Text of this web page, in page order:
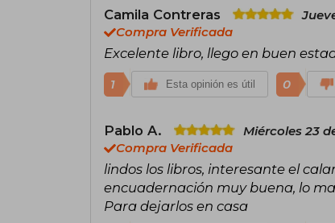
Camila Contreras
Compra Verificada
Excelente libro, llego en buen
1 Esta opinión es útil 0
Pablo A.
Miércoles 23
Compra Verificada
lindos los libros, interesante el
encuadernación muy buena, lo
Para dejarlos en casa